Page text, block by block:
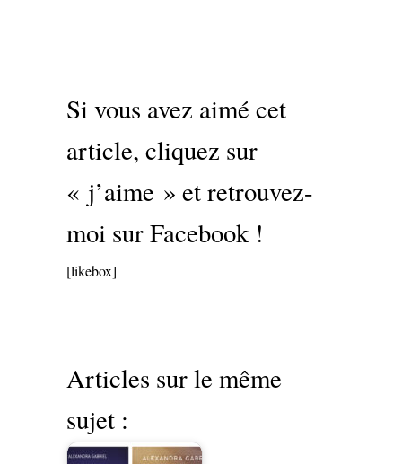
Si vous avez aimé cet
article, cliquez sur
« j’aime » et retrouvez-
moi sur Facebook !
[likebox]
Articles sur le même
sujet :